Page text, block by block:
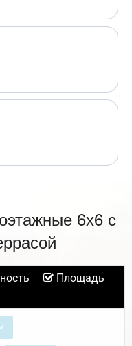
6х6 с
Площадь